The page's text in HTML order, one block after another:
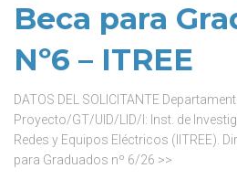
Beca para
Nº6 – ITREE
DATOS DEL SOLICITANTE
Proyecto/GT/UID/LID/I: Inst. de
Redes y Equipos Eléctricos (IITREE).
para Graduados nº 6/26 >>